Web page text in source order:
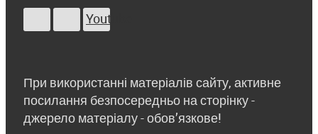
Youtube
При використанні матеріалів сайту, активне
посилання безпосередньо на сторінку -
джерело матеріалу - обов’язкове!